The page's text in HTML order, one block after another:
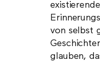
von selbst
glauben,